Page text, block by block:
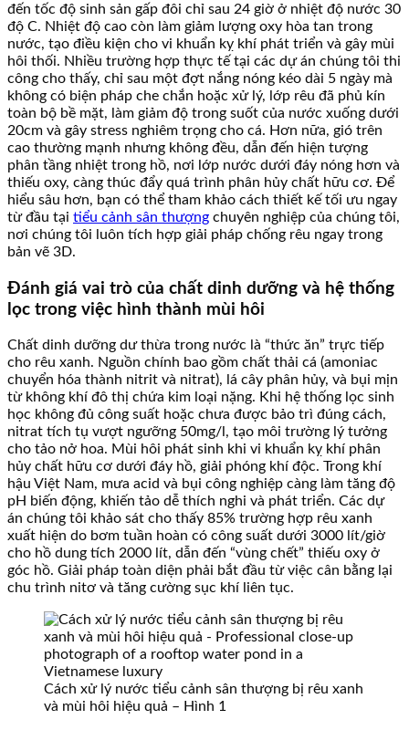
đến tốc độ sinh sản gấp đôi chỉ sau 24 giờ ở nhiệt độ nước 30
độ C. Nhiệt độ cao còn làm giảm lượng oxy hòa tan trong
nước, tạo điều kiện cho vi khuẩn kỵ khí phát triển và gây mùi
hôi thối. Nhiều trường hợp thực tế tại các dự án chúng tôi thi
công cho thấy, chỉ sau một đợt nắng nóng kéo dài 5 ngày mà
không có biện pháp che chắn hoặc xử lý, lớp rêu đã phủ kín
toàn bộ bề mặt, làm giảm độ trong suốt của nước xuống dưới
20cm và gây stress nghiêm trọng cho cá. Hơn nữa, gió trên
cao thường mạnh nhưng không đều, dẫn đến hiện tượng
phân tầng nhiệt trong hồ, nơi lớp nước dưới đáy nóng hơn và
thiếu oxy, càng thúc đẩy quá trình phân hủy chất hữu cơ. Để
hiểu sâu hơn, bạn có thể tham khảo cách thiết kế tối ưu ngay
từ đầu tại tiểu cảnh sân thượng chuyên nghiệp của chúng tôi,
nơi chúng tôi luôn tích hợp giải pháp chống rêu ngay trong
bản vẽ 3D.
Đánh giá vai trò của chất dinh dưỡng và hệ thống
lọc trong việc hình thành mùi hôi
Chất dinh dưỡng dư thừa trong nước là “thức ăn” trực tiếp
cho rêu xanh. Nguồn chính bao gồm chất thải cá (amoniac
chuyển hóa thành nitrit và nitrat), lá cây phân hủy, và bụi mịn
từ không khí đô thị chứa kim loại nặng. Khi hệ thống lọc sinh
học không đủ công suất hoặc chưa được bảo trì đúng cách,
nitrat tích tụ vượt ngưỡng 50mg/l, tạo môi trường lý tưởng
cho tảo nở hoa. Mùi hôi phát sinh khi vi khuẩn kỵ khí phân
hủy chất hữu cơ dưới đáy hồ, giải phóng khí độc. Trong khí
hậu Việt Nam, mưa acid và bụi công nghiệp càng làm tăng độ
pH biến động, khiến tảo dễ thích nghi và phát triển. Các dự
án chúng tôi khảo sát cho thấy 85% trường hợp rêu xanh
xuất hiện do bơm tuần hoàn có công suất dưới 3000 lít/giờ
cho hồ dung tích 2000 lít, dẫn đến “vùng chết” thiếu oxy ở
góc hồ. Giải pháp toàn diện phải bắt đầu từ việc cân bằng lại
chu trình nitơ và tăng cường sục khí liên tục.
Cách xử lý nước tiểu cảnh sân thượng bị rêu xanh
và mùi hôi hiệu quả – Hình 1